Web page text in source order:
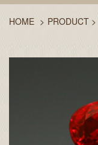
HOME > PRODUCT >